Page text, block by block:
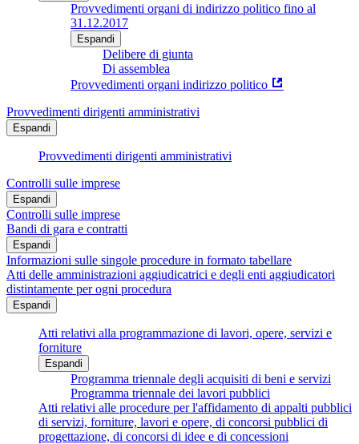
Provvedimenti organi di indirizzo politico fino al
31.12.2017
Espandi
Delibere di giunta
Di assemblea
Provvedimenti organi indirizzo politico
Provvedimenti dirigenti amministrativi
Espandi
Provvedimenti dirigenti amministrativi
Controlli sulle imprese
Espandi
Controlli sulle imprese
Bandi di gara e contratti
Espandi
Informazioni sulle singole procedure in formato tabellare
Atti delle amministrazioni aggiudicatrici e degli enti aggiudicatori
distintamente per ogni procedura
Espandi
Atti relativi alla programmazione di lavori, opere, servizi e
forniture
Espandi
Programma triennale degli acquisiti di beni e servizi
Programma triennale dei lavori pubblici
Atti relativi alle procedure per l'affidamento di appalti pubblici
di servizi, forniture, lavori e opere, di concorsi pubblici di
progettazione, di concorsi di idee e di concessioni